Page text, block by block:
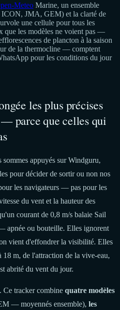
Meteo Marine, un ensemble
ICON, JMA, GEM) et la clarté de
une cellule pour tous les
que les modèles ne voient pas —
de plancton à la saison
de la thermocline — comptent
pour les conditions du jour
les plus précises
parce que celles qui
sommes appuyés sur Windguru,
pour décider de sortir ou non nos
les navigateurs — pas pour les
du vent et la hauteur des
courant de 0,8 m/s balaie Sail
apnée ou bouteille. Elles ignorent
vient d'effondrer la visibilité. Elles
18 m, de l'attraction de la vive-eau,
abrité du vent du jour.
Ce tracker combine quatre modèles
— moyennés ensemble), les